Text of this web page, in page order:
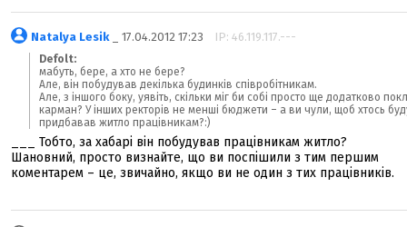
Natalya Lesik_ 17.04.2012 17:23 IP: 46.119.117.---
Defolt:
мабуть, бере, а хто не бере?
Але, він побудував декілька будинків співробітникам.
Але, з іншого боку, уявіть, скільки міг би собі просто ще додатково
карман? У інших ректорів не менші бюджети – а ви чули, щоб хтось
придбавав житло працівникам?:)
___ Тобто, за хабарі він побудував працівникам житло?
Шановний, просто визнайте, що ви поспішили з тим першим
коментарем – це, звичайно, якщо ви не один з тих працівників.